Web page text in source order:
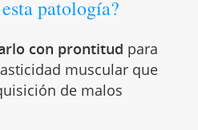
patología?
con prontitud para
muscular que
de malos